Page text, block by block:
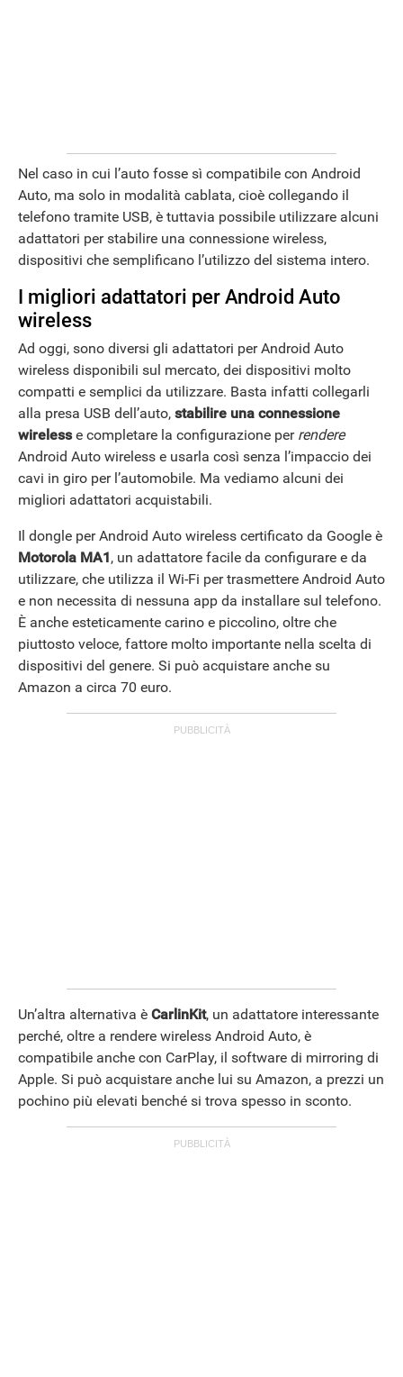
ANDROID
Nel caso in cui l’auto fosse sì compatibile con Android
Auto, ma solo in modalità cablata, cioè collegando il
telefono tramite USB, è tuttavia possibile utilizzare alcuni
adattatori per stabilire una connessione wireless,
dispositivi che semplificano l’utilizzo del sistema intero.
I migliori adattatori per Android Auto
wireless
Ad oggi, sono diversi gli adattatori per Android Auto
wireless disponibili sul mercato, dei dispositivi molto
compatti e semplici da utilizzare. Basta infatti collegarli
alla presa USB dell’auto, stabilire una connessione
wirelesse completare la configurazione per rendere
Android Auto wireless e usarla così senza l’impaccio dei
cavi in giro per l’automobile. Ma vediamo alcuni dei
migliori adattatori acquistabili.
Il dongle per Android Auto wireless certificato da Google è
Motorola MA1, un adattatore facile da configurare e da
utilizzare, che utilizza il Wi-Fi per trasmettere Android Auto
e non necessita di nessuna app da installare sul telefono.
È anche esteticamente carino e piccolino, oltre che
piuttosto veloce, fattore molto importante nella scelta di
dispositivi del genere. Si può acquistare anche su
Amazon a circa 70 euro.
Un’altra alternativa è CarlinKit, un adattatore interessante
perché, oltre a rendere wireless Android Auto, è
compatibile anche con CarPlay, il software di mirroring di
Apple. Si può acquistare anche lui su Amazon, a prezzi un
pochino più elevati benché si trova spesso in sconto.